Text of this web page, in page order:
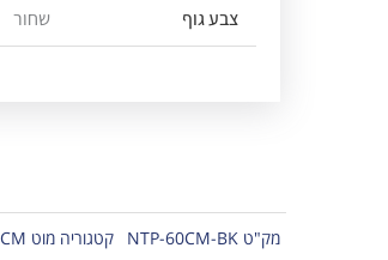
צבע גוף שחור
מק"טNTP-60CM-BK קטגוריה מוט 60CM